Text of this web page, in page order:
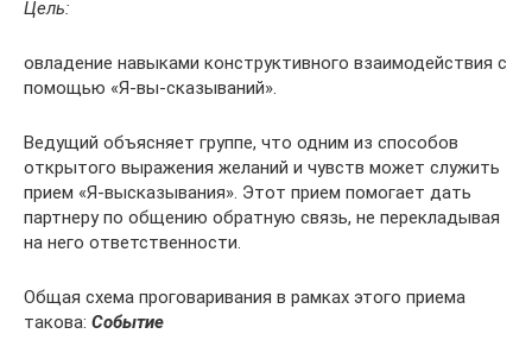
Цель:
овладение навыками конструктивного взаимодействия с
помощью «Я-вы-сказываний».
Ведущий объясняет группе, что одним из способов
открытого выражения желаний и чувств может служить
прием «Я-высказывания». Этот прием помогает дать
партнеру по общению обратную связь, не перекладывая
на него ответствен­ности.
Общая схема проговаривания в рамках этого приема
такова: Событие